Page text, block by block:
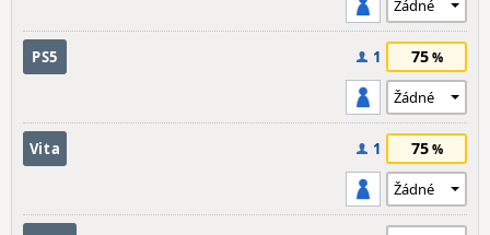
PS5 1 75
Vita 1 75